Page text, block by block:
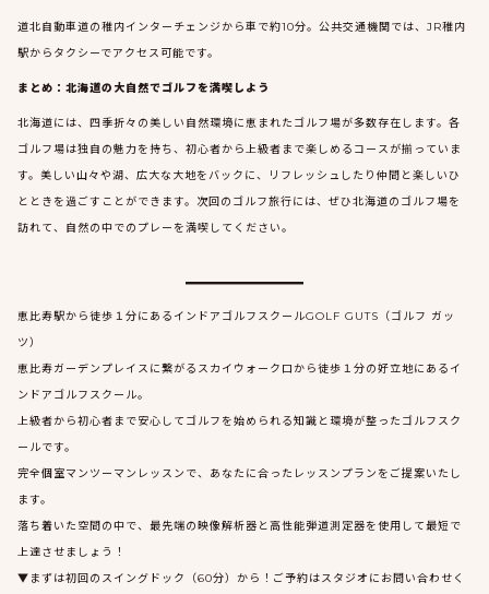
道北自動車道の稚内インターチェンジから車で約10分。公共交通機関では、JR稚内
駅からタクシーでアクセス可能です。
まとめ：北海道の大自然でゴルフを満喫しよう
北海道には、四季折々の美しい自然環境に恵まれたゴルフ場が多数存在します。各
ゴルフ場は独自の魅力を持ち、初心者から上級者まで楽しめるコースが揃っていま
す。美しい山々や湖、広大な大地をバックに、リフレッシュしたり仲間と楽しいひ
とときを過ごすことができます。次回のゴルフ旅行には、ぜひ北海道のゴルフ場を
訪れて、自然の中でのプレーを満喫してください。
恵比寿駅から徒歩１分にあるインドアゴルフスクールGOLF GUTS（ゴルフ ガッ
ツ）
恵比寿ガーデンプレイスに繋がるスカイウォーク口から徒歩１分の好立地にあるイ
ンドアゴルフスクール。
上級者から初心者まで安心してゴルフを始められる知識と環境が整ったゴルフスク
ールです。
完全個室マンツーマンレッスンで、あなたに合ったレッスンプランをご提案いたし
ます。
落ち着いた空間の中で、最先端の映像解析器と高性能弾道測定器を使用して最短で
上達させましょう！
▼まずは初回のスイングドック（60分）から！ご予約はスタジオにお問い合わせく